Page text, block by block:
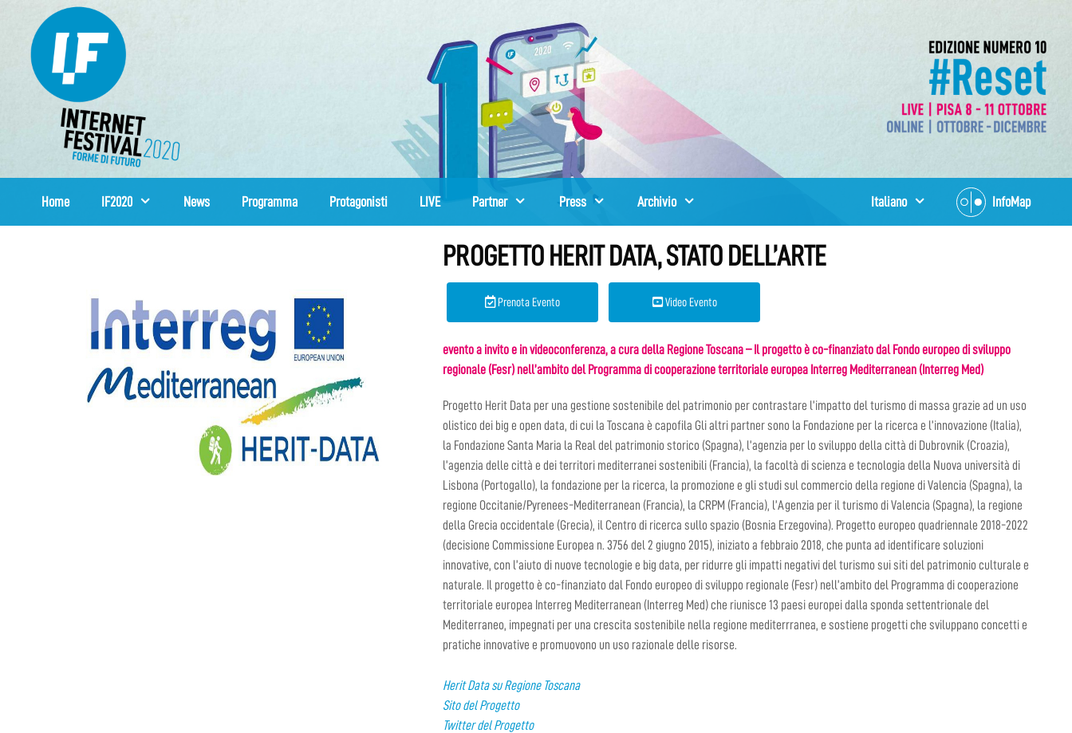
contenuto
Home IF2020 News Programma Protagonisti LIVE Partner Press Archivio InfoMap
Italiano
PROGETTO HERIT DATA, STATO DELL’ARTE
Prenota Evento Video Evento
evento a invito e in videoconferenza, a cura della Regione Toscana – Il progetto è co-finanziato dal Fondo europeo di sviluppo
regionale (Fesr) nell’ambito del Programma di cooperazione territoriale europea Interreg Mediterranean (Interreg Med)
Progetto Herit Data per una gestione sostenibile del patrimonio per contrastare l’impatto del turismo di massa grazie ad un uso
olistico dei big e open data, di cui la Toscana è capofila Gli altri partner sono la Fondazione per la ricerca e l’innovazione (Italia),
la Fondazione Santa Maria la Real del patrimonio storico (Spagna), l’agenzia per lo sviluppo della città di Dubrovnik (Croazia),
l’agenzia delle città e dei territori mediterranei sostenibili (Francia), la facoltà di scienza e tecnologia della Nuova università di
Lisbona (Portogallo), la fondazione per la ricerca, la promozione e gli studi sul commercio della regione di Valencia (Spagna), la
regione Occitanie/Pyrenees-Mediterranean (Francia), la CRPM (Francia), l’Agenzia per il turismo di Valencia (Spagna), la regione
della Grecia occidentale (Grecia), il Centro di ricerca sullo spazio (Bosnia Erzegovina). Progetto europeo quadriennale 2018-2022
(decisione Commissione Europea n. 3756 del 2 giugno 2015), iniziato a febbraio 2018, che punta ad identificare soluzioni
innovative, con l’aiuto di nuove tecnologie e big data, per ridurre gli impatti negativi del turismo sui siti del patrimonio culturale e
naturale. Il progetto è co-finanziato dal Fondo europeo di sviluppo regionale (Fesr) nell’ambito del Programma di cooperazione
territoriale europea Interreg Mediterranean (Interreg Med) che riunisce 13 paesi europei dalla sponda settentrionale del
Mediterraneo, impegnati per una crescita sostenibile nella regione mediterrranea, e sostiene progetti che sviluppano concetti e
pratiche innovative e promuovono un uso razionale delle risorse.
Herit Data su Regione Toscana
Sito del Progetto
Twitter del Progetto